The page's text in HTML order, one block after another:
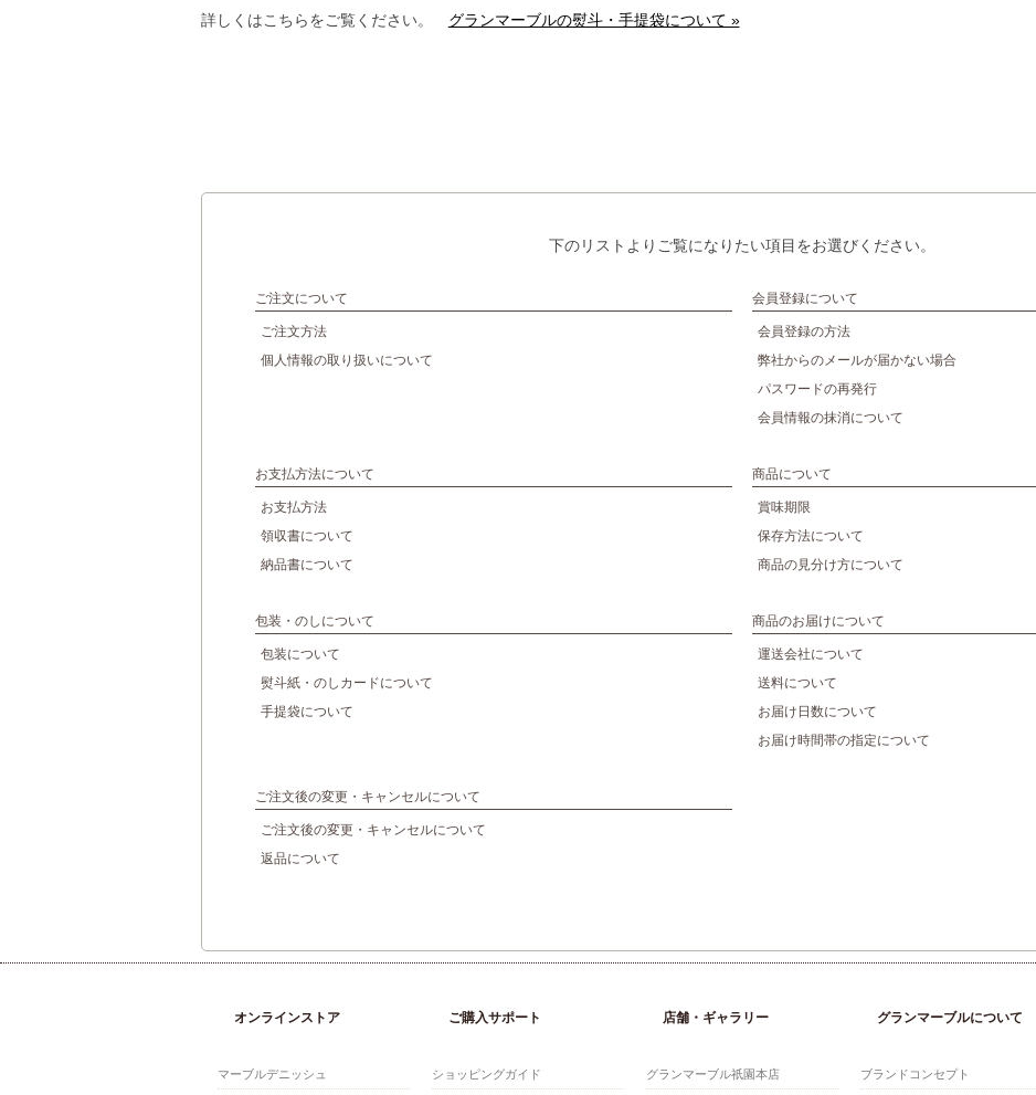
詳しくはこちらをご覧ください。 グランマーブルの熨斗・手提袋について »
下のリストよりご覧になりたい項目をお選びください。
ご注文について
ご注文方法
個人情報の取り扱いについて
会員登録について
会員登録の方法
弊社からのメールが届かない場合
パスワードの再発行
会員情報の抹消について
お支払方法について
お支払方法
領収書について
納品書について
商品について
賞味期限
保存方法について
商品の見分け方について
包装・のしについて
包装について
熨斗紙・のしカードについて
手提袋について
商品のお届けについて
運送会社について
送料について
お届け日数について
お届け時間帯の指定について
ご注文後の変更・キャンセルについて
ご注文後の変更・キャンセルについて
返品について
オンラインストア
マーブルデニッシュ
ご購入サポート
ショッピングガイド
店舗・ギャラリー
グランマーブル祇園本店
グランマーブルについて
ブランドコンセプト